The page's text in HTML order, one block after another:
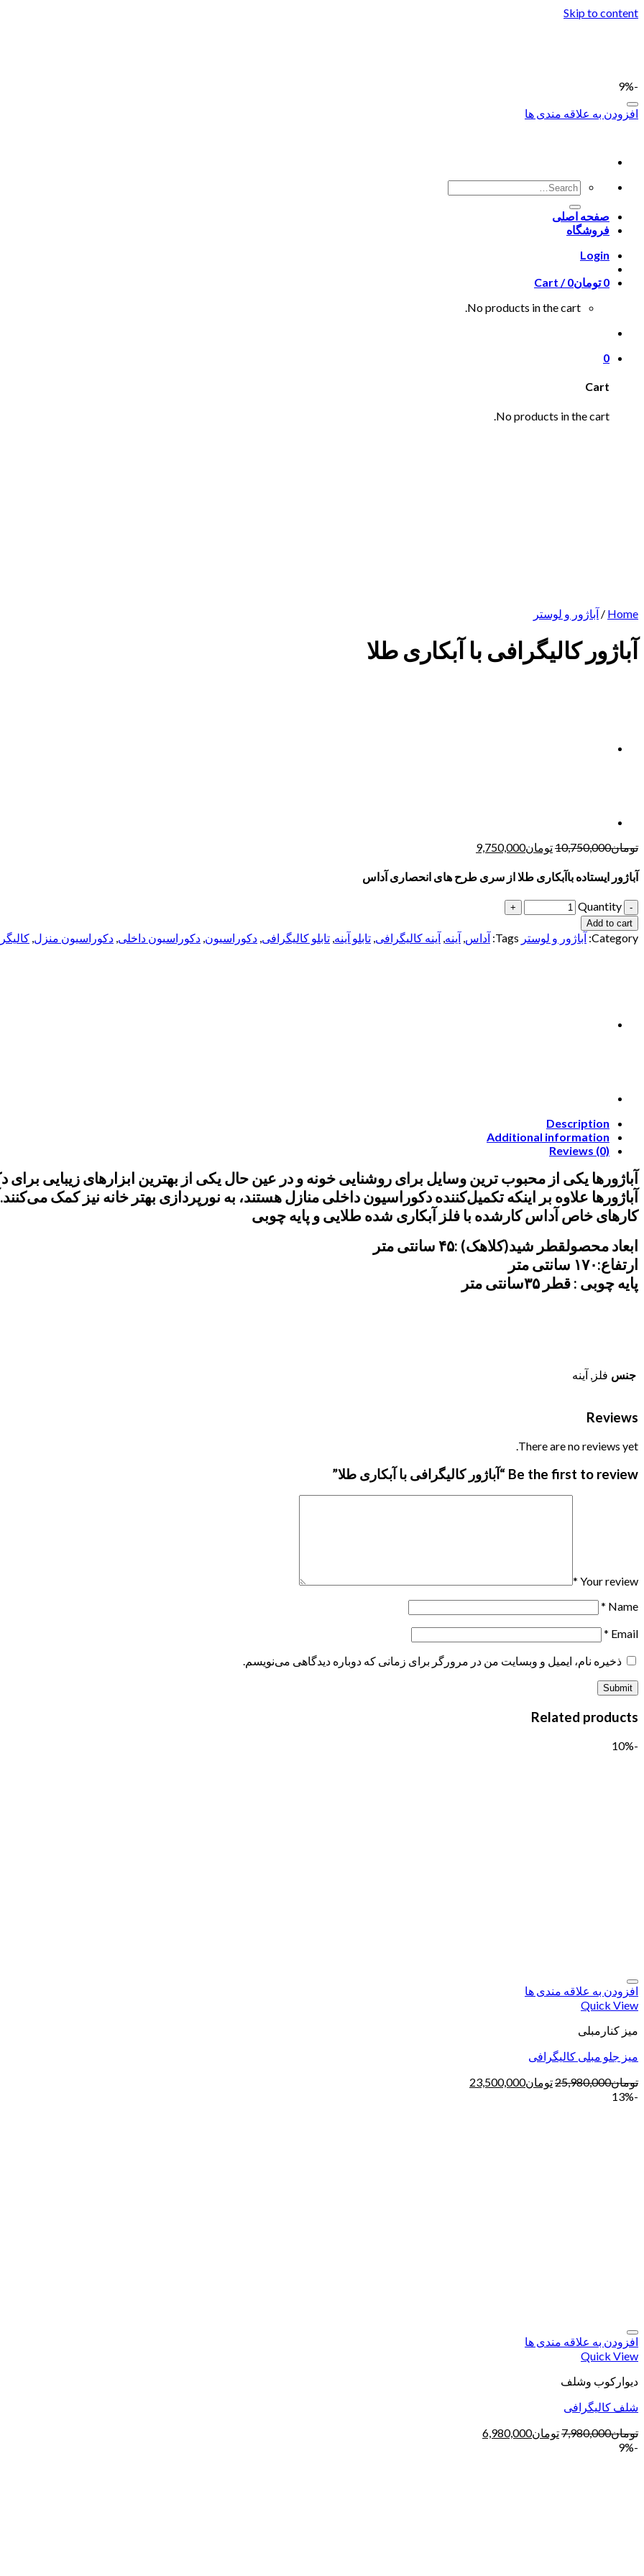
Skip to content
صفحه اصلی
فروشگاه
Login
Cart /
تومان0
0
No products in the cart.
0
Cart
No products in the cart.
-9%
افزودن به علاقه مندی ها
Home
/ آباژور و لوستر
آباژور کالیگرافی با آبکاری طلا
تومان10,750,000تومان9,750,000
آباژور ایستاده باآبکاری طلا از سری طرح های انحصاری آداس
Quantity
Add to cart
Category: آباژور و لوستر Tags: آداس, آینه, آینه کالیگرافی, تابلو آینه, تابلو کالیگرافی, دکوراسیون, دکوراسیون داخلی, دکوراسیون منزل,
Description
Additional information
Reviews (0)
آباژورها یکی از محبوب ترین وسایل برای روشنایی خونه و در عین حال یکی از بهترین ابزارهای زیبایی
آباژورها علاوه بر اینکه تکمیل‌کننده‌ دکوراسیون داخلی منازل هستند، به نورپردازی بهتر خانه نیز کمک می‌کنند.
کارهای خاص آداس کارشده با فلز آبکاری شده طلایی و پایه چوبی
ابعاد محصولقطر شید(کلاهک) :۴۵ سانتی متر
ارتفاع:۱۷۰ سانتی متر
پایه چوبی : قطر ۳۵سانتی متر
جنس فلز, آینه
Reviews
There are no reviews yet.
Be the first to review “آباژور کالیگرافی با آبکاری طلا”
Your review
*
Name
*
Email
*
ذخیره نام، ایمیل و وبسایت من در مرورگر برای زمانی که دوباره دیدگاهی می‌نویسم.
Related products
-10%
افزودن به علاقه مندی ها
Quick View
میز کنارمبلی
میز جلو مبلی کالیگرافی
تومان25,980,000تومان23,500,000
-13%
افزودن به علاقه مندی ها
Quick View
دیوارکوب وشلف
شلف کالیگرافی
تومان7,980,000تومان6,980,000
-9%